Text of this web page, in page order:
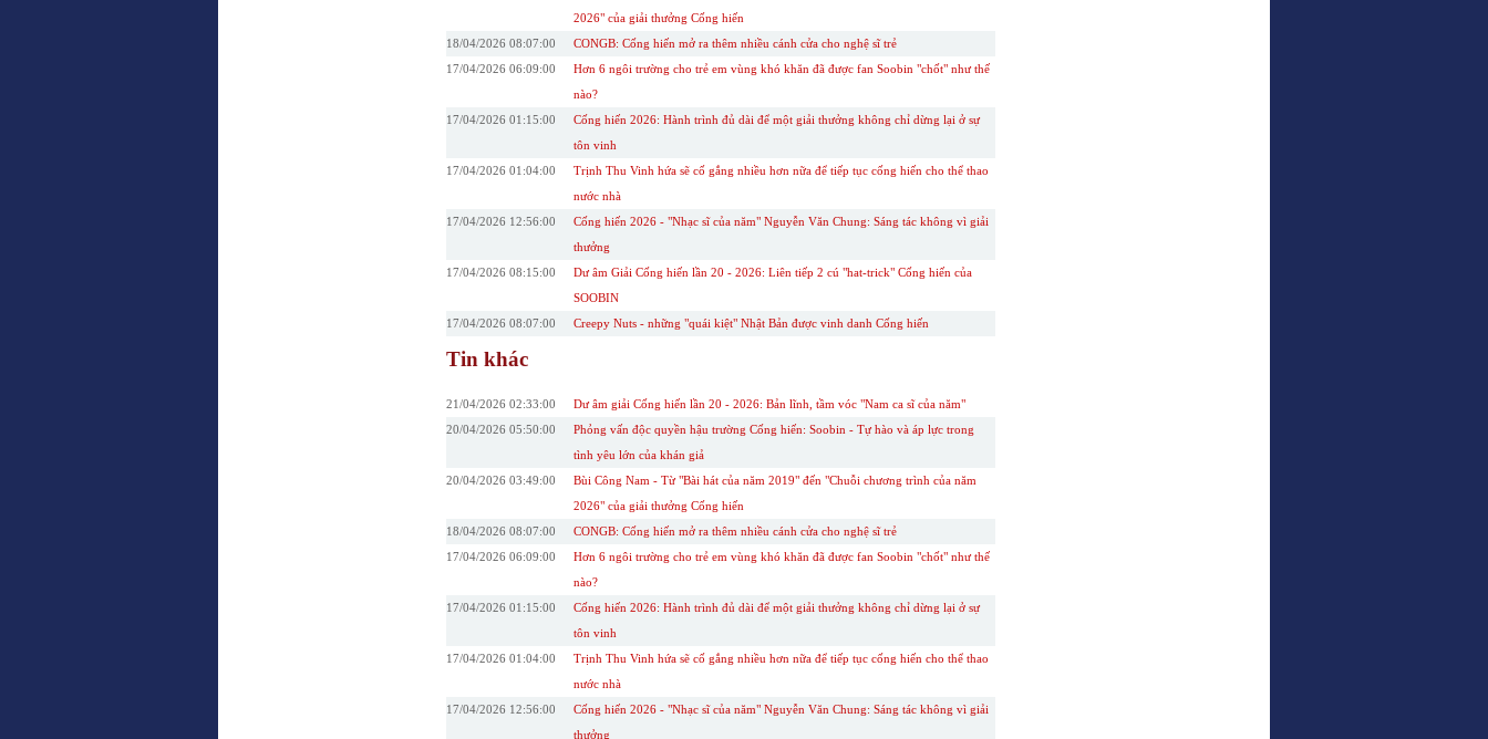
2026" của giải thưởng Cống hiến
18/04/2026 08:07:00
CONGB: Cống hiến mở ra thêm nhiều cánh cửa cho nghệ sĩ trẻ
17/04/2026 06:09:00
Hơn 6 ngôi trường cho trẻ em vùng khó khăn đã được fan Soobin "chốt" như thế
nào?
17/04/2026 01:15:00
Cống hiến 2026: Hành trình đủ dài để một giải thưởng không chỉ dừng lại ở sự
tôn vinh
17/04/2026 01:04:00
Trịnh Thu Vinh hứa sẽ cố gắng nhiều hơn nữa để tiếp tục cống hiến cho thể thao
nước nhà
17/04/2026 12:56:00
Cống hiến 2026 - "Nhạc sĩ của năm" Nguyễn Văn Chung: Sáng tác không vì giải
thưởng
17/04/2026 08:15:00
Dư âm Giải Cống hiến lần 20 - 2026: Liên tiếp 2 cú "hat-trick" Cống hiến của
SOOBIN
17/04/2026 08:07:00
Creepy Nuts - những "quái kiệt" Nhật Bản được vinh danh Cống hiến
Tin khác
21/04/2026 02:33:00
Dư âm giải Cống hiến lần 20 - 2026: Bản lĩnh, tầm vóc "Nam ca sĩ của năm"
20/04/2026 05:50:00
Phỏng vấn độc quyền hậu trường Cống hiến: Soobin - Tự hào và áp lực trong
tình yêu lớn của khán giả
20/04/2026 03:49:00
Bùi Công Nam - Từ "Bài hát của năm 2019" đến "Chuỗi chương trình của năm
2026" của giải thưởng Cống hiến
18/04/2026 08:07:00
CONGB: Cống hiến mở ra thêm nhiều cánh cửa cho nghệ sĩ trẻ
17/04/2026 06:09:00
Hơn 6 ngôi trường cho trẻ em vùng khó khăn đã được fan Soobin "chốt" như thế
nào?
17/04/2026 01:15:00
Cống hiến 2026: Hành trình đủ dài để một giải thưởng không chỉ dừng lại ở sự
tôn vinh
17/04/2026 01:04:00
Trịnh Thu Vinh hứa sẽ cố gắng nhiều hơn nữa để tiếp tục cống hiến cho thể thao
nước nhà
17/04/2026 12:56:00
Cống hiến 2026 - "Nhạc sĩ của năm" Nguyễn Văn Chung: Sáng tác không vì giải
thưởng